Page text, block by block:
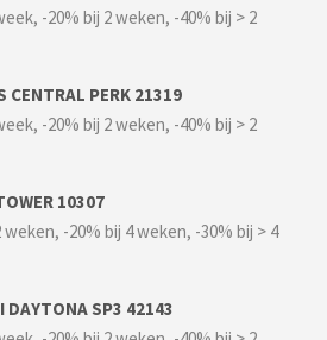
-20% bij 2 weken, -40% bij > 2
CENTRAL PERK 21319
-20% bij 2 weken, -40% bij > 2
10307
weken, -20% bij 4 weken, -30% bij > 4
DAYTONA SP3 42143